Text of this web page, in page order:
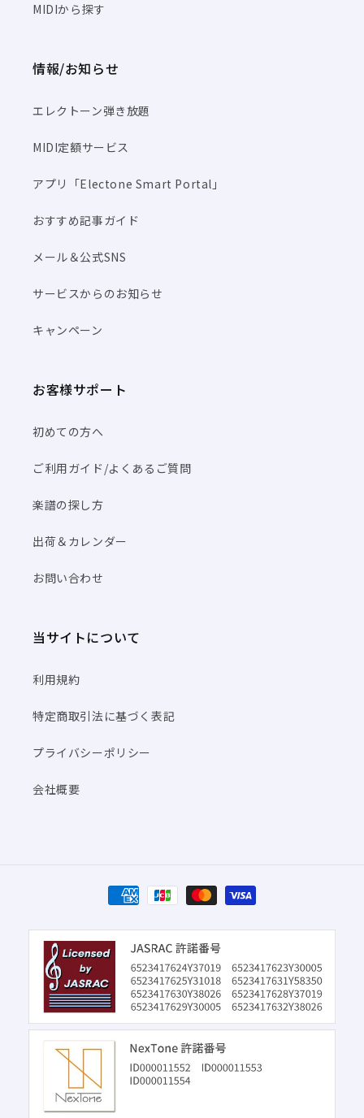
MIDIから探す
情報/お知らせ
エレクトーン弾き放題
MIDI定額サービス
アプリ「Electone Smart Portal」
おすすめ記事ガイド
メール＆公式SNS
サービスからのお知らせ
キャンペーン
お客様サポート
初めての方へ
ご利用ガイド/よくあるご質問
楽譜の探し方
出荷＆カレンダー
お問い合わせ
当サイトについて
利用規約
特定商取引法に基づく表記
プライバシーポリシー
会社概要
決
済
方
法